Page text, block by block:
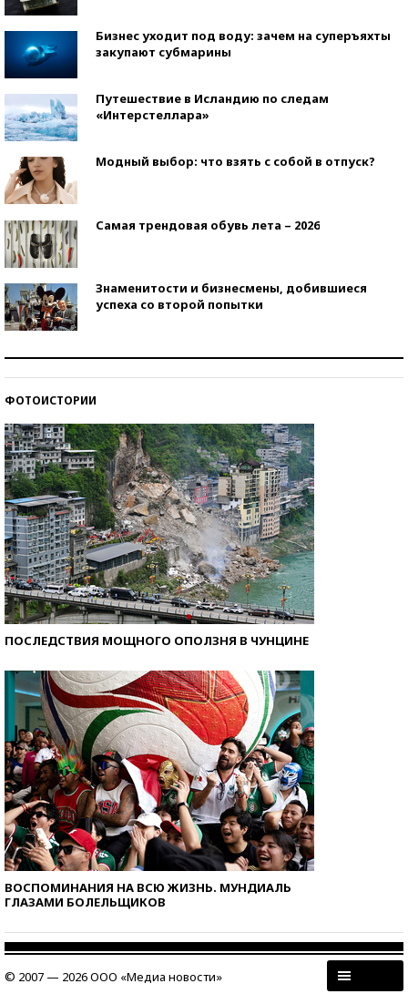
Бизнес уходит под воду: зачем на суперъяхты
закупают субмарины
Путешествие в Исландию по следам
«Интерстеллара»
Модный выбор: что взять с собой в отпуск?
Самая трендовая обувь лета – 2026
Знаменитости и бизнесмены, добившиеся
успеха со второй попытки
ФОТОИСТОРИИ
ПОСЛЕДСТВИЯ МОЩНОГО ОПОЛЗНЯ В ЧУНЦИНЕ
ВОСПОМИНАНИЯ НА ВСЮ ЖИЗНЬ. МУНДИАЛЬ
ГЛАЗАМИ БОЛЕЛЬЩИКОВ
© 2007 — 2026 ООО «Медиа новости»